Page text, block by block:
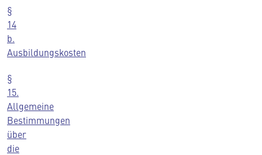
§
14
b.
Ausbildungskosten
§
15.
Allgemeine
Bestimmungen
über
die